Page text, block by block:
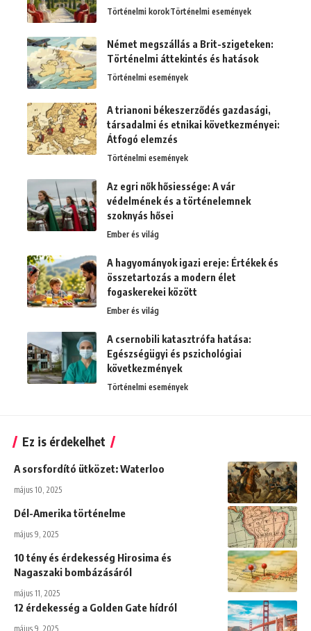
Történelmi korokTörténelmi események
Német megszállás a Brit-szigeteken:
Történelmi áttekintés és hatások
Történelmi események
A trianoni békeszerződés gazdasági,
társadalmi és etnikai következményei:
Átfogó elemzés
Történelmi események
Az egri nők hősiessége: A vár
védelmének és a történelemnek
szoknyás hősei
Ember és világ
A hagyományok igazi ereje: Értékek és
összetartozás a modern élet
fogaskerekei között
Ember és világ
A csernobili katasztrófa hatása:
Egészségügyi és pszichológiai
következmények
Történelmi események
Ez is érdekelhet
A sorsfordító ütközet: Waterloo
május 10, 2025
Dél-Amerika történelme
május 9, 2025
10 tény és érdekesség Hirosima és
Nagaszaki bombázásáról
május 11, 2025
12 érdekesség a Golden Gate hídról
május 9, 2025